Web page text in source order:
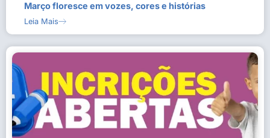
Março floresce em vozes, cores e histórias
Leia Mais